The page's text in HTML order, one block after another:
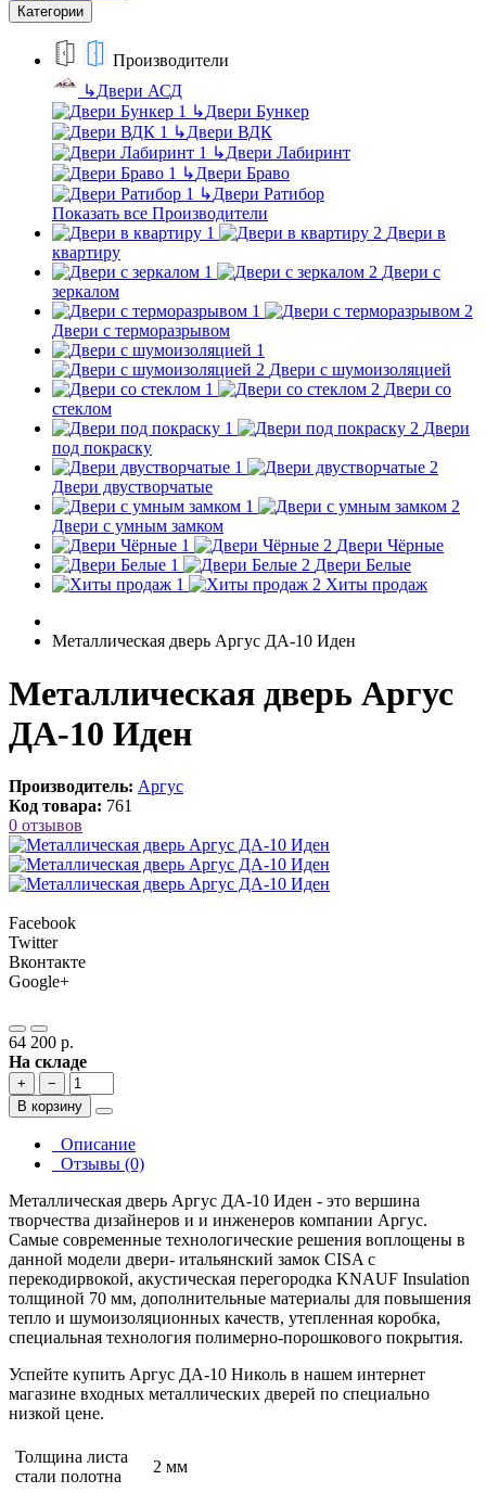
Категории
Производители
↳Двери АСД
↳Двери Бункер
↳Двери ВДК
↳Двери Лабиринт
↳Двери Браво
↳Двери Ратибор
Показать все Производители
Двери в
квартиру
Двери с
зеркалом
Двери с терморазрывом
Двери с шумоизоляцией
Двери со
стеклом
Двери
под покраску
Двери двустворчатые
Двери с умным замком
Двери Чёрные
Двери Белые
Хиты продаж
Металлическая дверь Аргус ДА-10 Иден
Металлическая дверь Аргус
ДА-10 Иден
Производитель: Аргус
Код товара: 761
0 отзывов
Facebook
Twitter
Вконтакте
Google+
64 200 р.
На складе
+
−
В корзину
Описание
Отзывы (0)
Металлическая дверь Аргус ДА-10 Иден - это вершина
творчества дизайнеров и и инженеров компании Аргус.
Самые современные технологические решения воплощены в
данной модели двери- итальянский замок CISA с
перекодирвокой, акустическая перегородка KNAUF Insulation
толщиной 70 мм, дополнительные материалы для повышения
тепло и шумоизоляционных качеств, утепленная коробка,
специальная технология полимерно-порошкового покрытия.
Успейте купить Аргус ДА-10 Николь в нашем интернет
магазине входных металлических дверей по специально
низкой цене.
Толщина листа
стали полотна
2 мм